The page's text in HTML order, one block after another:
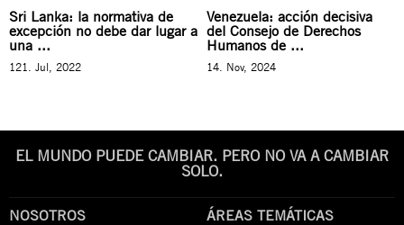
Sri Lanka: la normativa de
excepción no debe dar lugar a
una ...
121. Jul, 2022
Venezuela: acción decisiva
del Consejo de Derechos
Humanos de ...
14. Nov, 2024
EL MUNDO PUEDE CAMBIAR. PERO NO VA A CAMBIAR
SOLO.
NOSOTROS ÁREAS TEMÁTICAS